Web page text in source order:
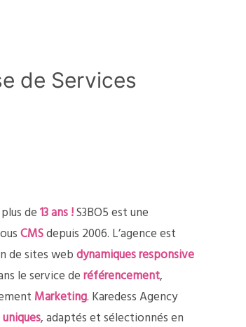
de Services
de13 ans !S3BO5 est une
CMSdepuis 2006. L’agence est
de sites webdynamiques responsive
le service deréférencement,
Marketing. Karedess Agency
uniques, adaptés et sélectionnés en